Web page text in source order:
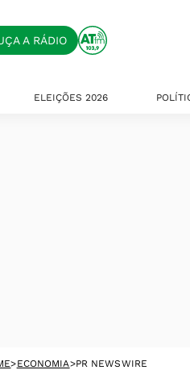
A RÁDIO
ELEIÇÕES 2026
>ECONOMIA>PR NEWSWIRE